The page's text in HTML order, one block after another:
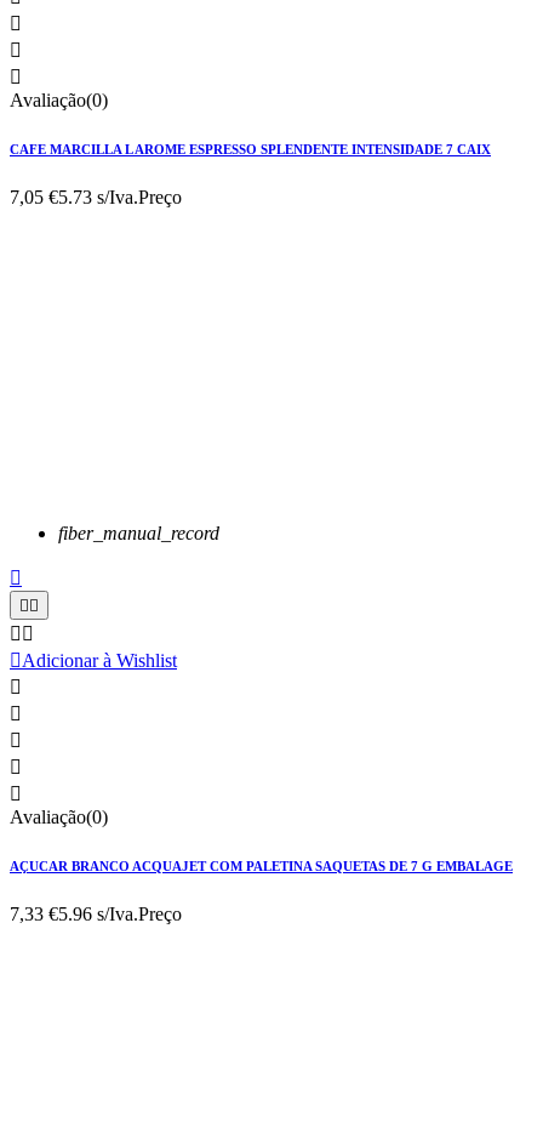



Avaliação(0)
CAFE MARCILLA L AROME ESPRESSO SPLENDENTE INTENSIDADE 7 CAIX
7,05 €5.73 s/Iva.Preço
fiber_manual_record

 
 
Adicionar à Wishlist





Avaliação(0)
AÇUCAR BRANCO ACQUAJET COM PALETINA SAQUETAS DE 7 G EMBALAGE
7,33 €5.96 s/Iva.Preço